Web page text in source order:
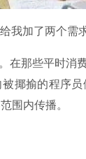
我加了两个需
在那些平时消
揶揄的程序
围内传播。